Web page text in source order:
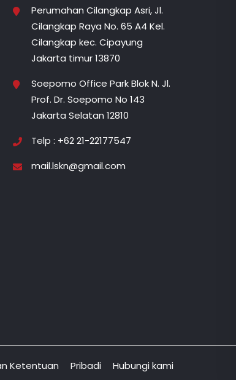
Perumahan Cilangkap Asri, Jl.
Cilangkap Raya No. 65 A4 Kel.
Cilangkap kec. Cipayung
Jakarta timur 13870
Soepomo Office Park Blok N. Jl.
Prof. Dr. Soepomo No 143
Jakarta Selatan 12810
Telp : +62 21-22177547
mail.lskn@gmail.com
Ketentuan Pribadi Hubungi kami